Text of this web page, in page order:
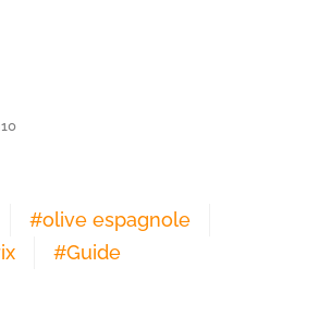
#olive espagnole
#Guide